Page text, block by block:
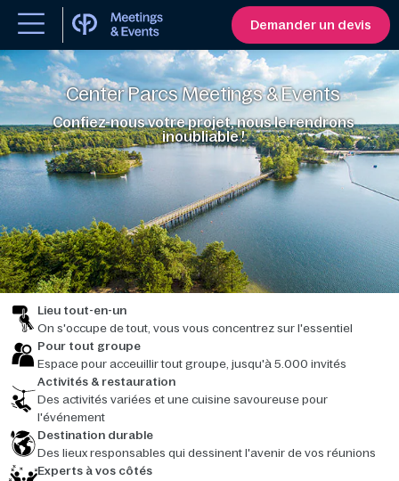
Demander un devis
Center Parcs Meetings & Events
Confiez-nous votre projet, nous le rendrons
inoubliable !
Lieu tout-en-un
On s'occupe de tout, vous vous concentrez sur l'essentiel
Pour tout groupe
Espace pour acceuillir tout groupe, jusqu'à 5.000 invités
Activités & restauration
Des activités variées et une cuisine savoureuse pour
l'événement
Destination durable
Des lieux responsables qui dessinent l'avenir de vos réunions
Experts à vos côtés